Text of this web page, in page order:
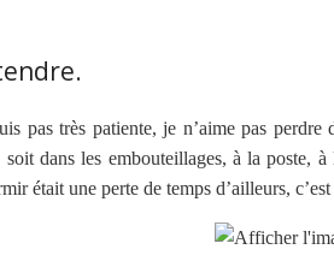
pas très patiente, je n’aime pas
soit dans les embouteillages, à la poste,
était une perte de temps d’ailleurs,